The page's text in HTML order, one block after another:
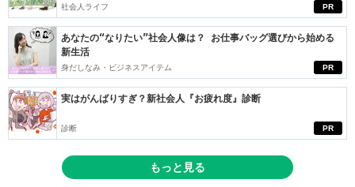
PR
社会人ライフ
PR
あなたの“なりたい”社会人像は？ お仕事バッグ選びから始める
新生活
身だしなみ・ビジネスアイテム
PR
実はがんばりすぎ？新社会人『お疲れ度』診断
診断
もっと見る